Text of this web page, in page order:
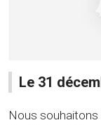
Le 31
Nous souhaitons